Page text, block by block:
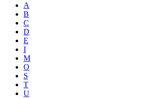
A
B
C
D
E
I
M
O
S
T
U